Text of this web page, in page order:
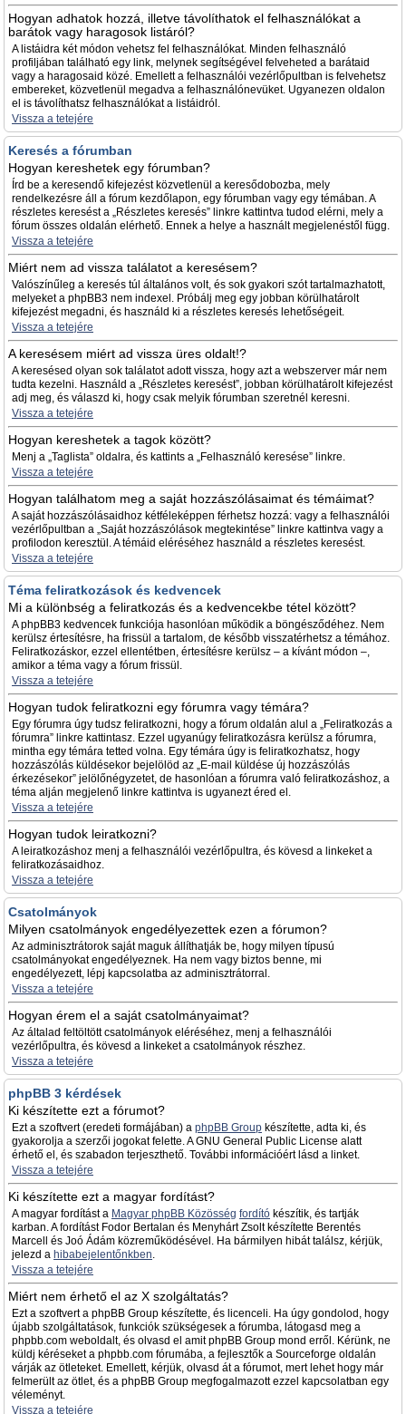
Hogyan adhatok hozzá, illetve távolíthatok el felhasználókat a
barátok vagy haragosok listáról?
A listáidra két módon vehetsz fel felhasználókat. Minden felhasználó
profiljában található egy link, melynek segítségével felveheted a barátaid
vagy a haragosaid közé. Emellett a felhasználói vezérlőpultban is felvehetsz
embereket, közvetlenül megadva a felhasználónevüket. Ugyanezen oldalon
el is távolíthatsz felhasználókat a listáidról.
Vissza a tetejére
Keresés a fórumban
Hogyan kereshetek egy fórumban?
Írd be a keresendő kifejezést közvetlenül a keresődobozba, mely
rendelkezésre áll a fórum kezdőlapon, egy fórumban vagy egy témában. A
részletes keresést a „Részletes keresés” linkre kattintva tudod elérni, mely a
fórum összes oldalán elérhető. Ennek a helye a használt megjelenéstől függ.
Vissza a tetejére
Miért nem ad vissza találatot a keresésem?
Valószínűleg a keresés túl általános volt, és sok gyakori szót tartalmazhatott,
melyeket a phpBB3 nem indexel. Próbálj meg egy jobban körülhatárolt
kifejezést megadni, és használd ki a részletes keresés lehetőségeit.
Vissza a tetejére
A keresésem miért ad vissza üres oldalt!?
A keresésed olyan sok találatot adott vissza, hogy azt a webszerver már nem
tudta kezelni. Használd a „Részletes keresést”, jobban körülhatárolt kifejezést
adj meg, és válaszd ki, hogy csak melyik fórumban szeretnél keresni.
Vissza a tetejére
Hogyan kereshetek a tagok között?
Menj a „Taglista” oldalra, és kattints a „Felhasználó keresése” linkre.
Vissza a tetejére
Hogyan találhatom meg a saját hozzászólásaimat és témáimat?
A saját hozzászólásaidhoz kétféleképpen férhetsz hozzá: vagy a felhasználói
vezérlőpultban a „Saját hozzászólások megtekintése” linkre kattintva vagy a
profilodon keresztül. A témáid eléréséhez használd a részletes keresést.
Vissza a tetejére
Téma feliratkozások és kedvencek
Mi a különbség a feliratkozás és a kedvencekbe tétel között?
A phpBB3 kedvencek funkciója hasonlóan működik a böngésződéhez. Nem
kerülsz értesítésre, ha frissül a tartalom, de később visszatérhetsz a témához.
Feliratkozáskor, ezzel ellentétben, értesítésre kerülsz – a kívánt módon –,
amikor a téma vagy a fórum frissül.
Vissza a tetejére
Hogyan tudok feliratkozni egy fórumra vagy témára?
Egy fórumra úgy tudsz feliratkozni, hogy a fórum oldalán alul a „Feliratkozás a
fórumra” linkre kattintasz. Ezzel ugyanúgy feliratkozásra kerülsz a fórumra,
mintha egy témára tetted volna. Egy témára úgy is feliratkozhatsz, hogy
hozzászólás küldésekor bejelölöd az „E-mail küldése új hozzászólás
érkezésekor” jelölőnégyzetet, de hasonlóan a fórumra való feliratkozáshoz, a
téma alján megjelenő linkre kattintva is ugyanezt éred el.
Vissza a tetejére
Hogyan tudok leiratkozni?
A leiratkozáshoz menj a felhasználói vezérlőpultra, és kövesd a linkeket a
feliratkozásaidhoz.
Vissza a tetejére
Csatolmányok
Milyen csatolmányok engedélyezettek ezen a fórumon?
Az adminisztrátorok saját maguk állíthatják be, hogy milyen típusú
csatolmányokat engedélyeznek. Ha nem vagy biztos benne, mi
engedélyezett, lépj kapcsolatba az adminisztrátorral.
Vissza a tetejére
Hogyan érem el a saját csatolmányaimat?
Az általad feltöltött csatolmányok eléréséhez, menj a felhasználói
vezérlőpultra, és kövesd a linkeket a csatolmányok részhez.
Vissza a tetejére
phpBB 3 kérdések
Ki készítette ezt a fórumot?
Ezt a szoftvert (eredeti formájában) a phpBB Group készítette, adta ki, és
gyakorolja a szerzői jogokat felette. A GNU General Public License alatt
érhető el, és szabadon terjeszthető. További információért lásd a linket.
Vissza a tetejére
Ki készítette ezt a magyar fordítást?
A magyar fordítást a Magyar phpBB Közösség fordító készítik, és tartják
karban. A fordítást Fodor Bertalan és Menyhárt Zsolt készítette Berentés
Marcell és Joó Ádám közreműködésével. Ha bármilyen hibát találsz, kérjük,
jelezd a hibabejelentőnkben.
Vissza a tetejére
Miért nem érhető el az X szolgáltatás?
Ezt a szoftvert a phpBB Group készítette, és licenceli. Ha úgy gondolod, hogy
újabb szolgáltatások, funkciók szükségesek a fórumba, látogasd meg a
phpbb.com weboldalt, és olvasd el amit phpBB Group mond erről. Kérünk, ne
küldj kéréseket a phpbb.com fórumába, a fejlesztők a Sourceforge oldalán
várják az ötleteket. Emellett, kérjük, olvasd át a fórumot, mert lehet hogy már
felmerült az ötlet, és a phpBB Group megfogalmazott ezzel kapcsolatban egy
véleményt.
Vissza a tetejére